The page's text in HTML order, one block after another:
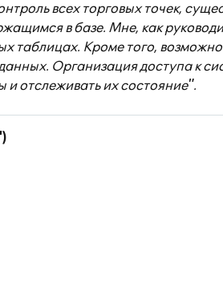
всех торговых точек,
в базе. Мне, как
таблицах. Кроме того,
Организация доступа к
отслеживать их состояние".